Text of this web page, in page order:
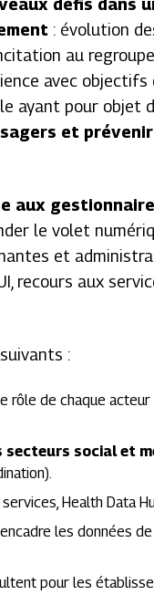
défis dans
: évolution
au
avec objectifs
ayant pour objet
et
aux
le volet
et
recours aux
:
rôle de chaque acteur
secteurs social et
Health Data
les données
pour les